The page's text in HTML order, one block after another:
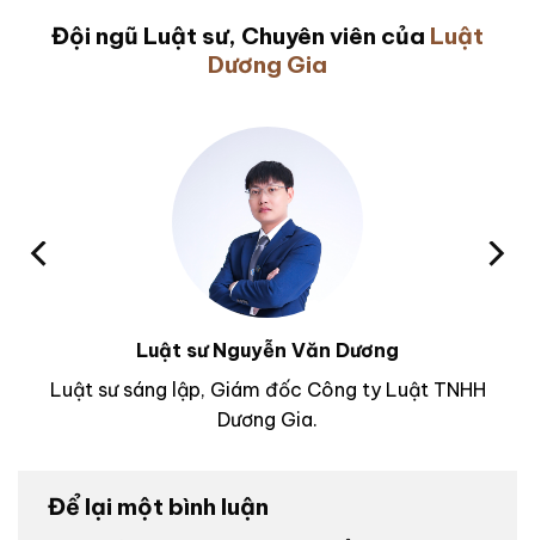
Đội ngũ Luật sư, Chuyên viên của Luật
Dương Gia
Luật sư Nguyễn Văn Dương
Luật sư sáng lập, Giám đốc Công ty Luật TNHH
Dương Gia.
Để lại một bình luận